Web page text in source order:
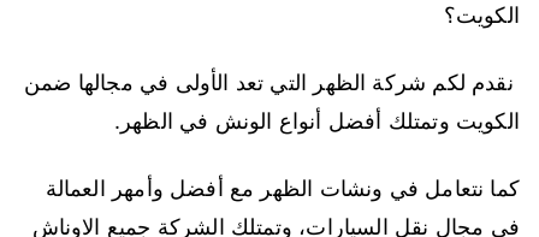
الكويت؟
نقدم لكم شركة الظهر التي تعد الأولى في مجالها ضمن
الكويت وتمتلك أفضل أنواع الونش في الظهر.
كما نتعامل في ونشات الظهر مع أفضل وأمهر العمالة
في مجال نقل السيارات، وتمتلك الشركة جميع الاوناش